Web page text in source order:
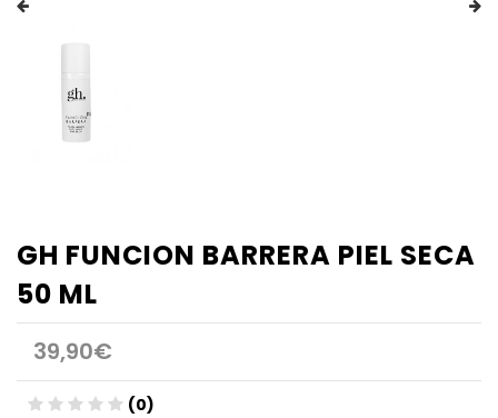
GH FUNCION BARRERA PIEL SECA
50 ML
39,90€
(0)